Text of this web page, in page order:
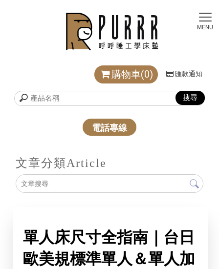
購物車(0) 匯款通知
電話專線
文章分類Article
單人床尺寸全指南｜台日
歐美規標準單人＆單人加